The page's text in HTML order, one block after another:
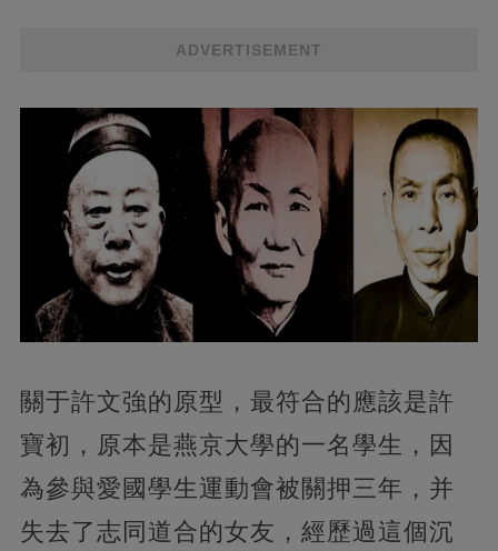
ADVERTISEMENT
關于許文強的原型，最符合的應該是許
寶初，原本是燕京大學的一名學生，因
為參與愛國學生運動會被關押三年，并
失去了志同道合的女友，經歷過這個沉